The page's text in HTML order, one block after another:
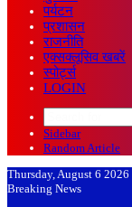
पर्यटन
प्रशासन
राजनीति
एक्सक्लूसिव खबरें
स्पोर्ट्स
LOGIN
Sidebar
Random Article
Thursday, August 6 2026
Breaking News